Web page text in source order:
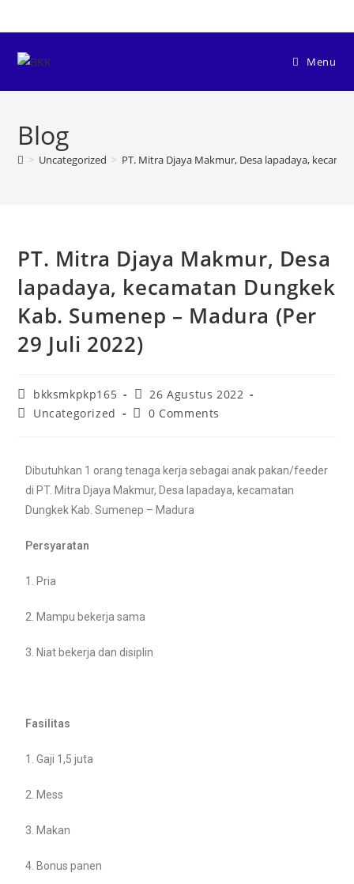
Menu
Blog
> Uncategorized > PT. Mitra Djaya Makmur, Desa lapadaya,
PT. Mitra Djaya Makmur, Desa
lapadaya, kecamatan Dungkek
Kab. Sumenep – Madura (Per
29 Juli 2022)
bkksmkpkp165
26 Agustus 2022
Uncategorized
0 Comments
Dibutuhkan 1 orang tenaga kerja sebagai anak pakan/feeder
di PT. Mitra Djaya Makmur, Desa lapadaya, kecamatan
Dungkek Kab. Sumenep – Madura
Persyaratan
1. Pria
2. Mampu bekerja sama
3. Niat bekerja dan disiplin
Fasilitas
1. Gaji 1,5 juta
2. Mess
3. Makan
4. Bonus panen